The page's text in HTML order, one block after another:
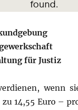
für Justiz
wenn
14,55 Euro –